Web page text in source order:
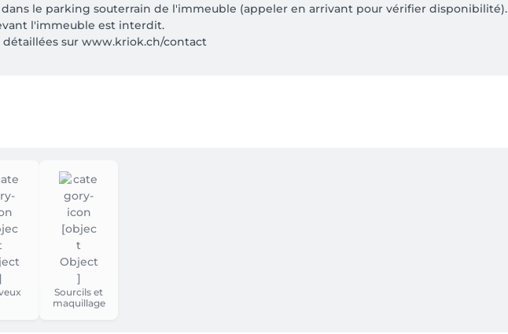
dans le parking souterrain de l'immeuble (appeler en arrivant pour vérifier disponibilité).
l'immeuble est interdit.
sur www.kriok.ch/contact
Sourcils et
maquillage